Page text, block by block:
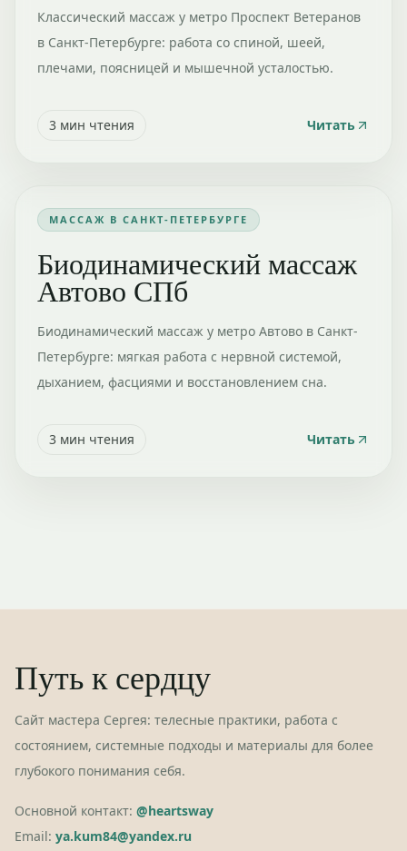
Классический массаж у метро Проспект Ветеранов
в Санкт-Петербурге: работа со спиной, шеей,
плечами, поясницей и мышечной усталостью.
3 мин чтения Читать
МАССАЖ В САНКТ-ПЕТЕРБУРГЕ
Биодинамический массаж
Автово СПб
Биодинамический массаж у метро Автово в Санкт-
Петербурге: мягкая работа с нервной системой,
дыханием, фасциями и восстановлением сна.
3 мин чтения Читать
Путь к сердцу
Сайт мастера Сергея: телесные практики, работа с
состоянием, системные подходы и материалы для более
глубокого понимания себя.
Основной контакт: @heartsway
Email: ya.kum84@yandex.ru